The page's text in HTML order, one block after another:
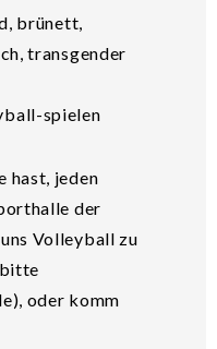
brünett,
transgender
spielen
hast, jeden
der
Volleyball zu
oder komm